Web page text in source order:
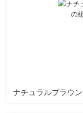
ナチュラルブラウ